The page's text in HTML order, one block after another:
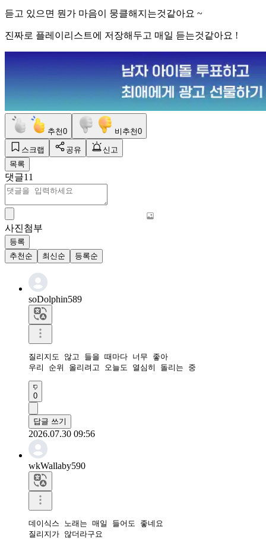
듣고 있으면 뭔가 마음이 뭉클해지는것같아요 ~
진짜로 플레이리스트에 저장해두고 매일 듣는것같아요 !
추천0 비추천0
스크랩 공유
신고
목록
댓글11
사진첨부
등록
추천순
최신순 등록순
soDolphin589
질리지도 않고 들을 때마다 너무 좋아
우리 순위 올리려고 오늘도 열심히 돌리는 중
0
답글 쓰기
2026.07.30 09:56
wkWallaby590
데이식스 노래는 매일 들어도 좋네요
질리지가 않더라구요